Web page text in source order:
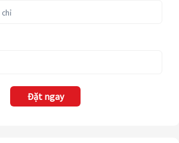
Đặt ngay